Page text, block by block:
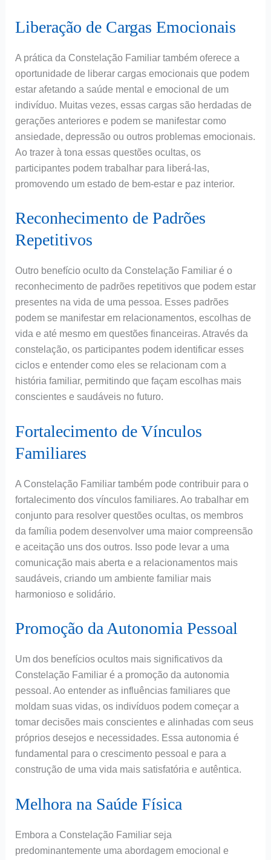
Liberação de Cargas Emocionais
A prática da Constelação Familiar também oferece a
oportunidade de liberar cargas emocionais que podem
estar afetando a saúde mental e emocional de um
indivíduo. Muitas vezes, essas cargas são herdadas de
gerações anteriores e podem se manifestar como
ansiedade, depressão ou outros problemas emocionais.
Ao trazer à tona essas questões ocultas, os
participantes podem trabalhar para liberá-las,
promovendo um estado de bem-estar e paz interior.
Reconhecimento de Padrões
Repetitivos
Outro benefício oculto da Constelação Familiar é o
reconhecimento de padrões repetitivos que podem estar
presentes na vida de uma pessoa. Esses padrões
podem se manifestar em relacionamentos, escolhas de
vida e até mesmo em questões financeiras. Através da
constelação, os participantes podem identificar esses
ciclos e entender como eles se relacionam com a
história familiar, permitindo que façam escolhas mais
conscientes e saudáveis no futuro.
Fortalecimento de Vínculos
Familiares
A Constelação Familiar também pode contribuir para o
fortalecimento dos vínculos familiares. Ao trabalhar em
conjunto para resolver questões ocultas, os membros
da família podem desenvolver uma maior compreensão
e aceitação uns dos outros. Isso pode levar a uma
comunicação mais aberta e a relacionamentos mais
saudáveis, criando um ambiente familiar mais
harmonioso e solidário.
Promoção da Autonomia Pessoal
Um dos benefícios ocultos mais significativos da
Constelação Familiar é a promoção da autonomia
pessoal. Ao entender as influências familiares que
moldam suas vidas, os indivíduos podem começar a
tomar decisões mais conscientes e alinhadas com seus
próprios desejos e necessidades. Essa autonomia é
fundamental para o crescimento pessoal e para a
construção de uma vida mais satisfatória e autêntica.
Melhora na Saúde Física
Embora a Constelação Familiar seja
predominantemente uma abordagem emocional e